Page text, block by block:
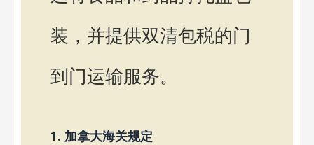
装，并提供双清包税的门
到门运输服务。
1. 加拿大海关规定